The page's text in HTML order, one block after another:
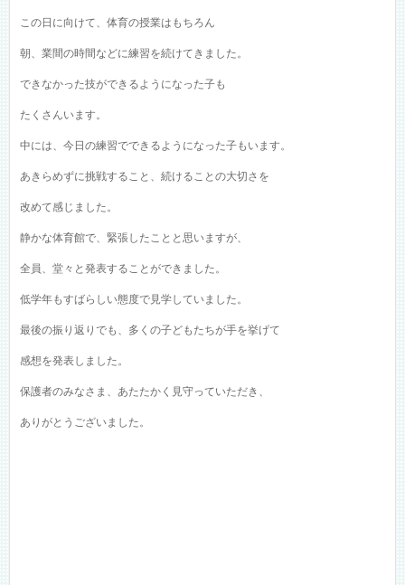
この日に向けて、体育の授業はもちろん
朝、業間の時間などに練習を続けてきました。
できなかった技ができるようになった子も
たくさんいます。
中には、今日の練習でできるようになった子もいます。
あきらめずに挑戦すること、続けることの大切さを
改めて感じました。
静かな体育館で、緊張したことと思いますが、
全員、堂々と発表することができました。
低学年もすばらしい態度で見学していました。
最後の振り返りでも、多くの子どもたちが手を挙げて
感想を発表しました。
保護者のみなさま、あたたかく見守っていただき、
ありがとうございました。